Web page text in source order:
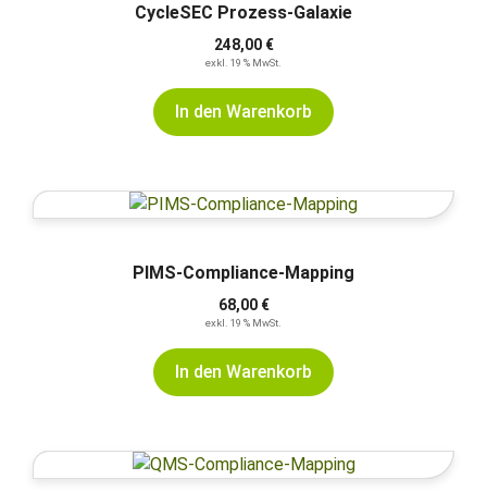
CycleSEC Prozess-Galaxie
248,00 €
exkl. 19 % MwSt.
In den Warenkorb
PIMS-Compliance-Mapping
68,00 €
exkl. 19 % MwSt.
In den Warenkorb